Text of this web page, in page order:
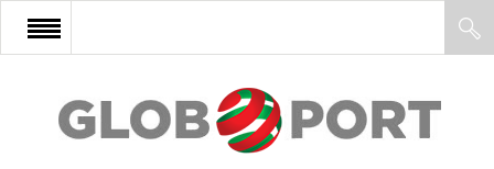
FŐOLDAL